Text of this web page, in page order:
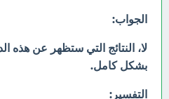
الجواب:
لا، النتائج التي ستظهر عن هذه
بشكل كامل.
التفسير: